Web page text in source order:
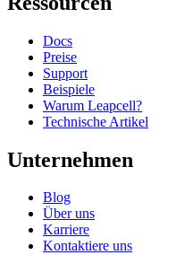
Docs
Preise
Support
Beispiele
Warum Leapcell?
Technische Artikel
Unternehmen
Blog
Über uns
Karriere
Kontaktiere uns